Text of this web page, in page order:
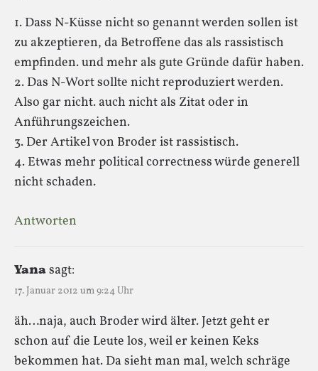
1. Dass N-Küsse nicht so genannt werden sollen ist
zu akzeptieren, da Betroffene das als rassistisch
empfinden. und mehr als gute Gründe dafür haben.
2. Das N-Wort sollte nicht reproduziert werden.
Also gar nicht. auch nicht als Zitat oder in
Anführungszeichen.
3. Der Artikel von Broder ist rassistisch.
4. Etwas mehr political correctness würde generell
nicht schaden.
Antworten
Yanasagt:
17. Januar 2012 um 9:24 Uhr
äh…naja, auch Broder wird älter. Jetzt geht er
schon auf die Leute los, weil er keinen Keks
bekommen hat. Da sieht man mal, welch schräge